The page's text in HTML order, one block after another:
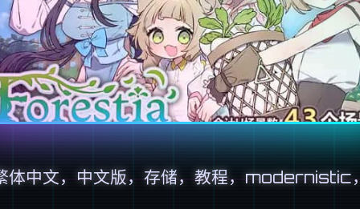
体中文，中文版，存储，教程，modernistic